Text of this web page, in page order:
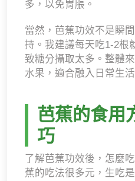
多，以免胃脹。
當然，芭蕉功效不是瞬
持。我建議每天吃1-2根
致糖分攝取太多。整體
水果，適合融入日常生活
芭蕉的食用
巧
了解芭蕉功效後，怎麼
蕉的吃法很多元，生吃